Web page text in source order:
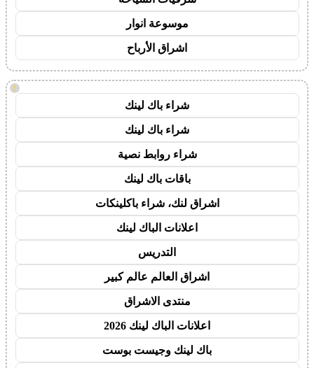
موسوعة انوار
اشراق الأرباح
!
شراء باك لينك
شراء باك لينك
شراء روابط نصية
باقات باك لينك
اشراق لنك، شراء باكلينكات
اعلانات الباك لينك
التدريس
اشراق العالم عالم كبير
منتدى الاشراق
اعلانات الباك لينك 2026
باك لينك وجيست بوست